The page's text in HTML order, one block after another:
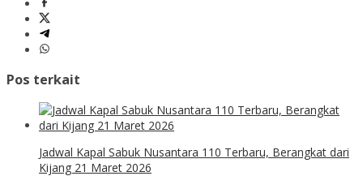
Pos terkait
Jadwal Kapal Sabuk Nusantara 110 Terbaru, Berangkat dari
Kijang 21 Maret 2026